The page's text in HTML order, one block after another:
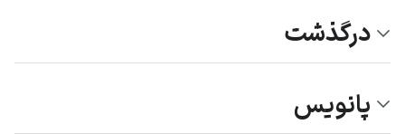
درگذشت
پانویس